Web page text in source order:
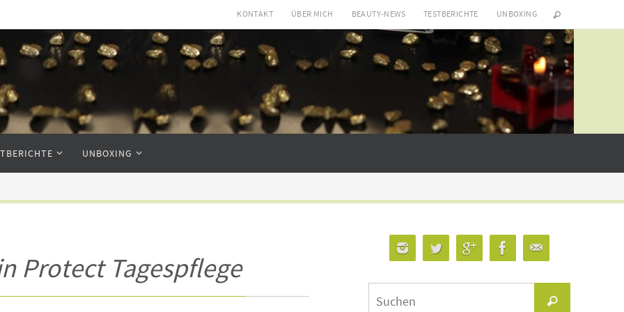
KONTAKT ÜBER MICH BEAUTY-NEWS TESTBERICHTE UNBOXING
UNBOXING
Protect Tagespflege
Suchen